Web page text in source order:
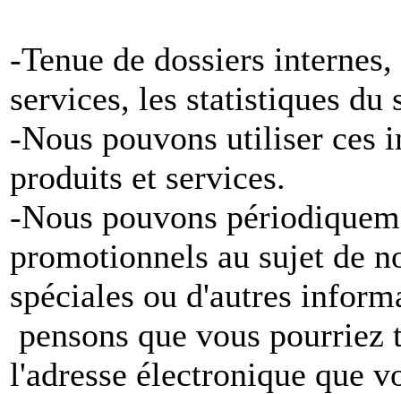
-Tenue de dossiers
services, les statistiques du
-Nous pouvons utiliser ces
produits et services.
-Nous pouvons
promotionnels au sujet de
spéciales ou d'autres
pensons que vous
l'adresse électronique que